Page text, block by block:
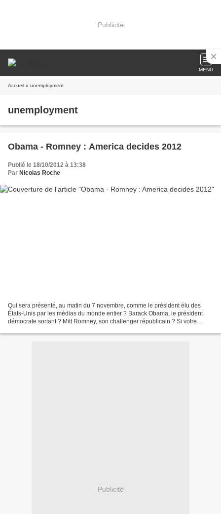
Publicité
MENU
Accueil » unemployment
unemployment
Obama - Romney : America decides 2012
Publié le 18/10/2012 à 13:38
Par Nicolas Roche
Qui sera présenté, au matin du 7 novembre, comme le président élu des
États-Unis par les médias du monde entier ? Barack Obama, le président
démocrate sortant ? Mitt Romney, son challenger républicain ? Si votre
Publicité